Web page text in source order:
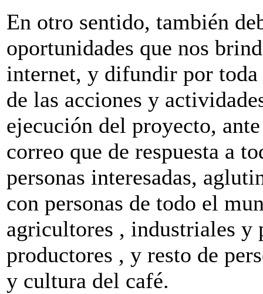
En otro sentido, también
oportunidades que nos
internet, y difundir por toda
de las acciones y
ejecución del proyecto,
correo que de respuesta a
personas interesadas,
con personas de todo el
agricultores , industriales y
productores , y resto de
y cultura del café.